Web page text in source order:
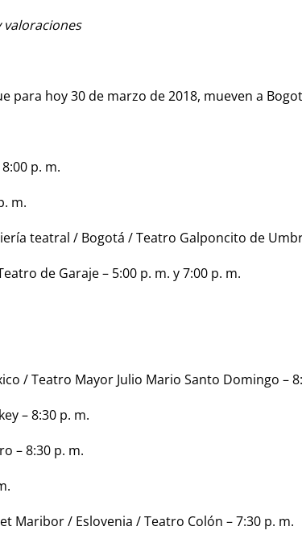
valoraciones
para hoy 30 de marzo de 2018, mueven a
p. m.
m.
teatral / Bogotá / Teatro Galponcito de
de Garaje – 5:00 p. m. y 7:00 p. m.
/ Teatro Mayor Julio Mario Santo Domingo –
– 8:30 p. m.
– 8:30 p. m.
Maribor / Eslovenia / Teatro Colón – 7:30 p. m.